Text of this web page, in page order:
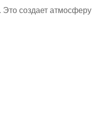
создает атмосферу